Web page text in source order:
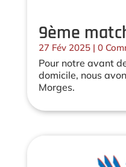
9ème
27 Fév 2025| 0
Pour notre avant
domicile, nous
Morges.